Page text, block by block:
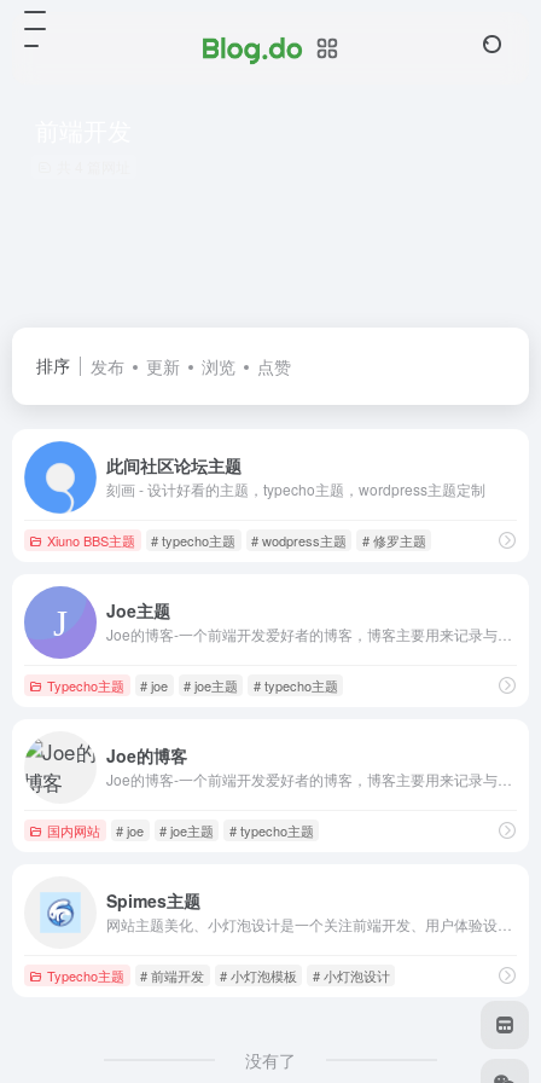
排序 发布 更新 浏览 点赞
此间社区论坛主题
刻画 - 设计好看的主题，typecho主题，wordpress主题定制
Xiuno BBS主题 # typecho主题 # wodpress主题 # 修罗主题
Joe主题
Typecho主题 # joe # joe主题 # typecho主题
Joe的博客
国内网站 # joe # joe主题 # typecho主题
Spimes主题
Typecho主题 # 前端开发 # 小灯泡模板 # 小灯泡设计
没有了